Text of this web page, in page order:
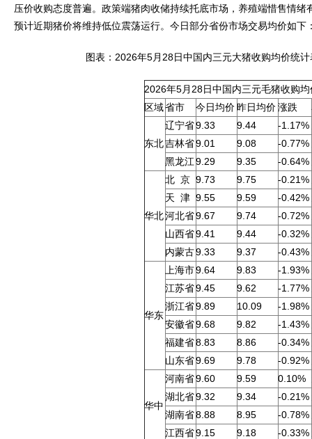
压价收购态度普遍。政策端猪肉收储持续托底市场，养殖端惜售情
预计近期猪价将维持低位震荡运行。今日部分省份市场交易均价如下
图表：2026年5月28日中国内三元大猪收购均价统
2026年5月28日中国内三元毛猪收购
区域省市 今日均价 昨日均价 涨跌
东北
辽宁省9.33 9.44 -1.17%
吉林省9.01 9.08 -0.77%
黑龙江 9.29 9.35 -0.64%
华北
北 京 9.73 9.75 -0.21%
天 津 9.55 9.59 -0.42%
河北省9.67 9.74 -0.72%
山西省9.41 9.44 -0.32%
内蒙古9.33 9.37 -0.43%
华东
上海市9.64 9.83 -1.93%
江苏省9.45 9.62 -1.77%
浙江省9.89 10.09 -1.98%
安徽省9.68 9.82 -1.43%
福建省8.83 8.86 -0.34%
山东省9.69 9.78 -0.92%
华中
河南省9.60 9.59 0.10%
湖北省9.32 9.34 -0.21%
湖南省8.88 8.95 -0.78%
江西省9.15 9.18 -0.33%